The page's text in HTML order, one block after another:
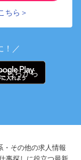
ちら＞
！／
ちらから
・その他の求人情報